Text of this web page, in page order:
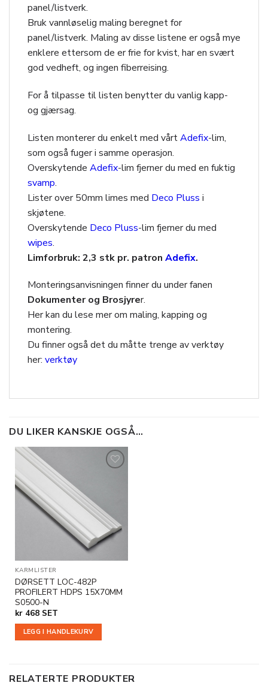
panel/listverk.
Bruk vannløselig maling beregnet for
panel/listverk. Maling av disse listene er også mye
enklere ettersom de er frie for kvist, har en svært
god vedheft, og ingen fiberreising.
For å tilpasse til listen benytter du vanlig kapp-
og gjærsag.
Listen monterer du enkelt med vårtAdefix-lim,
som også fuger i samme operasjon.
Overskytende Adefix-lim fjerner du med en fuktig
svamp.
Lister over 50mm limes med Deco Pluss i
skjøtene.
Overskytende Deco Pluss-lim fjerner du med
wipes.
Limforbruk: 2,3 stk pr. patron Adefix.
Monteringsanvisningen finner du under fanen
Dokumenter og Brosjyrer.
Her kan du lese mer om maling, kapping og
montering.
Du finner også det du måtte trenge av verktøy
her: verktøy
DU LIKER KANSKJE OGSÅ…
ønskeliste
KARMLISTER
DØRSETT LOC-482P
PROFILERT HDPS 15X70MM
S0500-N
kr468 SET
LEGG I HANDLEKURV
RELATERTE PRODUKTER